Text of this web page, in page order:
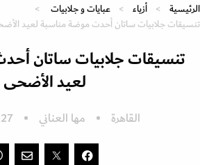
الرئيسية أزياء
عبايات و جلابيات
تنسيقات جلابيات ساتان أحدث موضة مناسبة لعيد
تنسيقات جلابيات ساتان
لعيد الأضحى
القاهرة مها العناني 27 يونيو 2023